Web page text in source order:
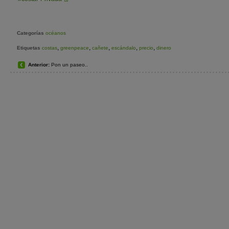
Categorías océanos
Etiquetas costas, greenpeace, cañete, escándalo, precio, dinero
Anterior: Pon un paseo..